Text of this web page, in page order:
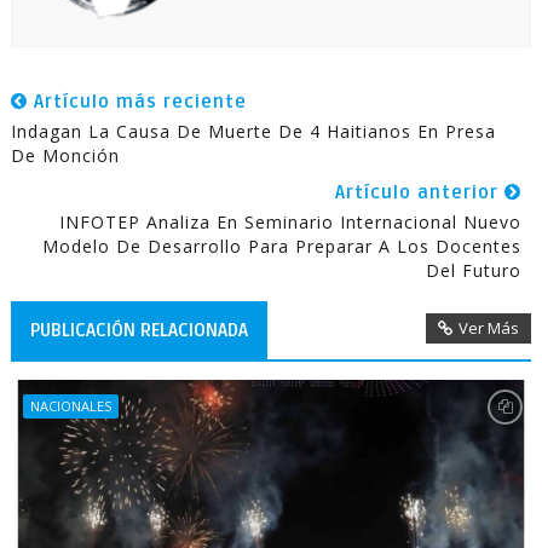
Artículo más reciente
Indagan La Causa De Muerte De 4 Haitianos En Presa
De Monción
Artículo anterior
INFOTEP Analiza En Seminario Internacional Nuevo
Modelo De Desarrollo Para Preparar A Los Docentes
Del Futuro
PUBLICACIÓN RELACIONADA Ver Más
NACIONALES